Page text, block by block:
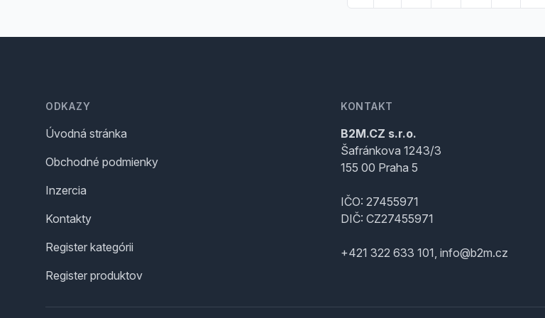
ODKAZY
Úvodná stránka
Obchodné podmienky
Inzercia
Kontakty
Register kategórii
Register produktov
KONTAKT
B2M.CZ s.r.o.
Šafránkova 1243/3
155 00 Praha 5
IČO: 27455971
DIČ: CZ27455971
+421 322 633 101, info@b2m.cz